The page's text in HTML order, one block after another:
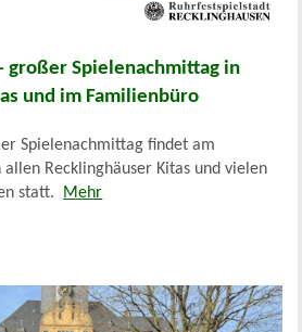
großer Spielenachmittag in
und im Familienbüro
Spielenachmittag findet am
Recklinghäuser Kitas und vielen
statt. Mehr